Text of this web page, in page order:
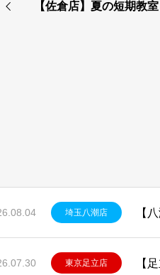
【佐倉店】夏の短期教室
埼玉八潮店 【
東京足立店 【